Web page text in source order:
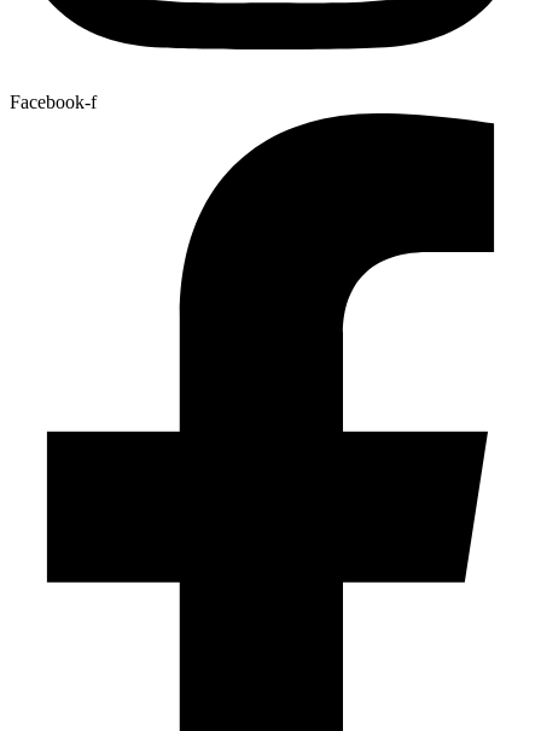
Facebook-f